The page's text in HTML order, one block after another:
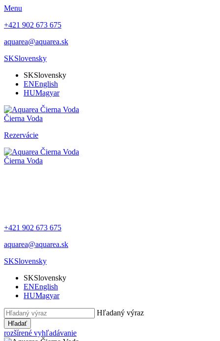
Menu
+421 902 673 675
aquarea@aquarea.sk
SKSlovensky
SKSlovensky
ENEnglish
HUMagyar
Čierna Voda
Rezervácie
Čierna Voda
+421 902 673 675
aquarea@aquarea.sk
SKSlovensky
SKSlovensky
ENEnglish
HUMagyar
Hľadaný výraz
Hľadať
rozšírené vyhľadávanie